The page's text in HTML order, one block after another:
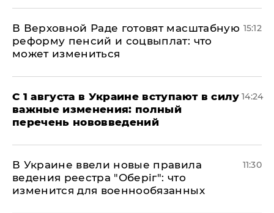
В Верховной Раде готовят масштабную
реформу пенсий и соцвыплат: что
может измениться
15:12
С 1 августа в Украине вступают в силу
важные изменения: полный
перечень нововведений
14:24
В Украине ввели новые правила
ведения реестра "Оберіг": что
изменится для военнообязанных
11:30